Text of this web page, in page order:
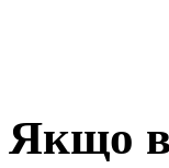
Якщо